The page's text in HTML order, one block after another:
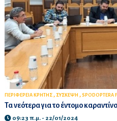
ΠΕΡΙΦΕΡΕΙΑ ΚΡΗΤΗΣ , ΣΥΣΚΕΨΗ , SPODOPTERA
Τα νεότερα για το έντομο
09:23 π.μ. - 22/01/2024